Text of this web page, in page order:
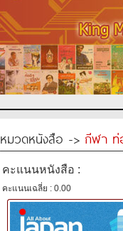
หมวดหนังสือ -> กีฬา ท่
คะแนนหนังสือ :
คะแนนเฉลี่ย : 0.00